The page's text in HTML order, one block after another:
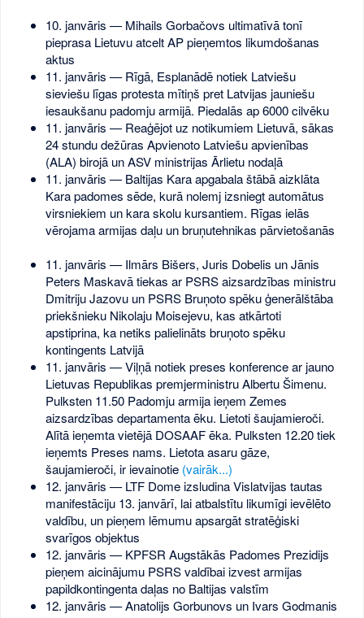
10. janvāris — Mihails Gorbačovs ultimatīvā tonī
pieprasa Lietuvu atcelt AP pieņemtos likumdošanas
aktus
11. janvāris — Rīgā, Esplanādē notiek Latviešu
sieviešu līgas protesta mītiņš pret Latvijas jauniešu
iesaukšanu padomju armijā. Piedalās ap 6000 cilvēku
11. janvāris — Reaģējot uz notikumiem Lietuvā, sākas
24 stundu dežūras Apvienoto Latviešu apvienības
(ALA) birojā un ASV ministrijas Ārlietu nodaļā
11. janvāris — Baltijas Kara apgabala štābā aizklāta
Kara padomes sēde, kurā nolemj izsniegt automātus
virsniekiem un kara skolu kursantiem. Rīgas ielās
vērojama armijas daļu un bruņutehnikas pārvietošanās
11. janvāris — Ilmārs Bišers, Juris Dobelis un Jānis
Peters Maskavā tiekas ar PSRS aizsardzības ministru
Dmitriju Jazovu un PSRS Bruņoto spēku ģenerālštāba
priekšnieku Nikolaju Moisejevu, kas atkārtoti
apstiprina, ka netiks palielināts bruņoto spēku
kontingents Latvijā
11. janvāris — Viļņā notiek preses konference ar jauno
Lietuvas Republikas premjerministru Albertu Šimenu.
Pulksten 11.50 Padomju armija ieņem Zemes
aizsardzības departamenta ēku. Lietoti šaujamieroči.
Alītā ieņemta vietējā DOSAAF ēka. Pulksten 12.20 tiek
ieņemts Preses nams. Lietota asaru gāze,
šaujamieroči, ir ievainotie (vairāk...)
12. janvāris — LTF Dome izsludina Vislatvijas tautas
manifestāciju 13. janvārī, lai atbalstītu likumīgi ievēlēto
valdību, un pieņem lēmumu apsargāt stratēģiski
svarīgos objektus
12. janvāris — KPFSR Augstākās Padomes Prezidijs
pieņem aicinājumu PSRS valdībai izvest armijas
papildkontingenta daļas no Baltijas valstīm
12. janvāris — Anatolijs Gorbunovs un Ivars Godmanis